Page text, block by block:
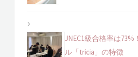
JNEC1級合格率は
ル「tricia」の特徴